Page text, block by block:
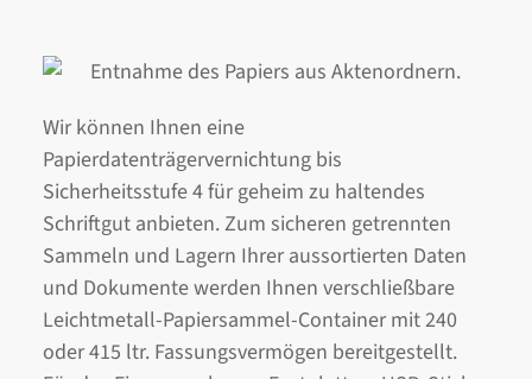
Wir können Ihnen eine
Papierdatenträgervernichtung bis
Sicherheitsstufe 4 für geheim zu haltendes
Schriftgut anbieten. Zum sicheren getrennten
Sammeln und Lagern Ihrer aussortierten Daten
und Dokumente werden Ihnen verschließbare
Leichtmetall-Papiersammel-Container mit 240
oder 415 ltr. Fassungsvermögen bereitgestellt.